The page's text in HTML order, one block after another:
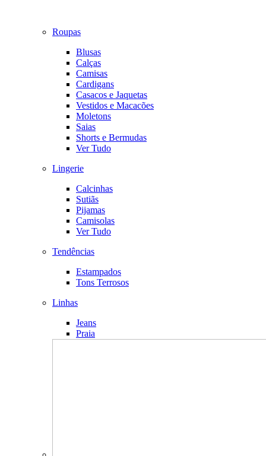
Roupas
Blusas
Calças
Camisas
Cardigans
Casacos e Jaquetas
Vestidos e Macacões
Moletons
Saias
Shorts e Bermudas
Ver Tudo
Lingerie
Calcinhas
Sutiãs
Pijamas
Camisolas
Ver Tudo
Tendências
Estampados
Tons Terrosos
Linhas
Jeans
Praia